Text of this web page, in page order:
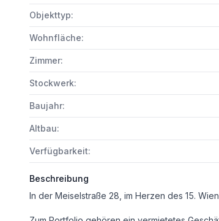
Objekttyp:
Wohnfläche:
Zimmer:
Stockwerk:
Baujahr:
Altbau:
Verfügbarkeit:
Beschreibung